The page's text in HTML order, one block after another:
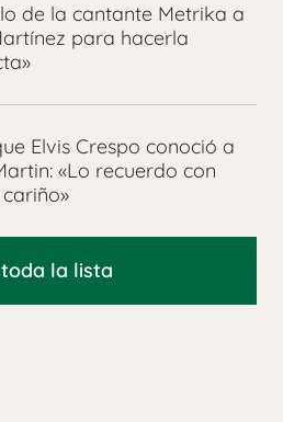
de la cantante Metrika a
para hacerla
Elvis Crespo conoció a
«Lo recuerdo con
la lista